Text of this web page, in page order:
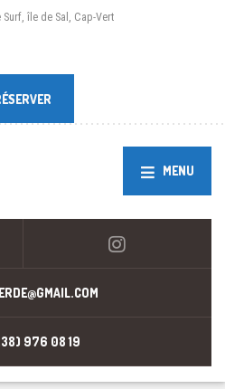
Surf, île de Sal, Cap-Vert
MENU
976 08 19